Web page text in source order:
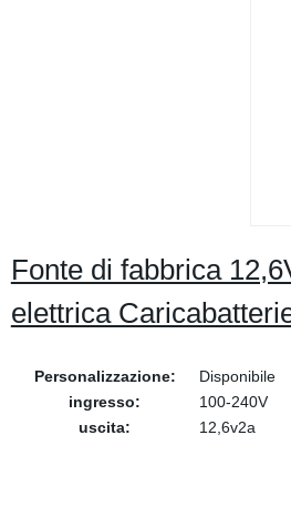
Fonte di fabbrica
elettrica
Personalizzazione:
Disponibile
ingresso:
100-240V
uscita:
12,6v2a